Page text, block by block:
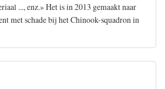
..., enz.» Het is in 2013 gemaakt naar
met schade bij het Chinook-squadron in